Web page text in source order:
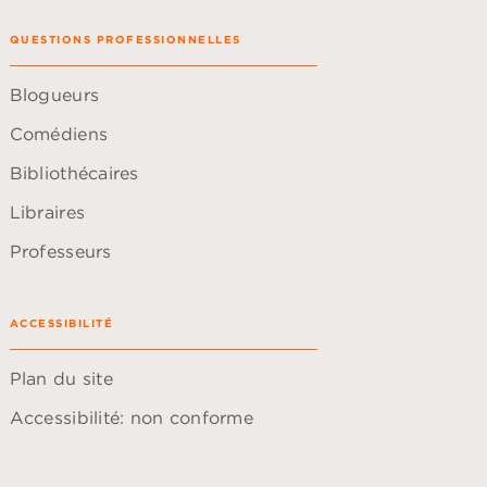
QUESTIONS PROFESSIONNELLES
Blogueurs
Comédiens
Bibliothécaires
Libraires
Professeurs
ACCESSIBILITÉ
Plan du site
Accessibilité: non conforme